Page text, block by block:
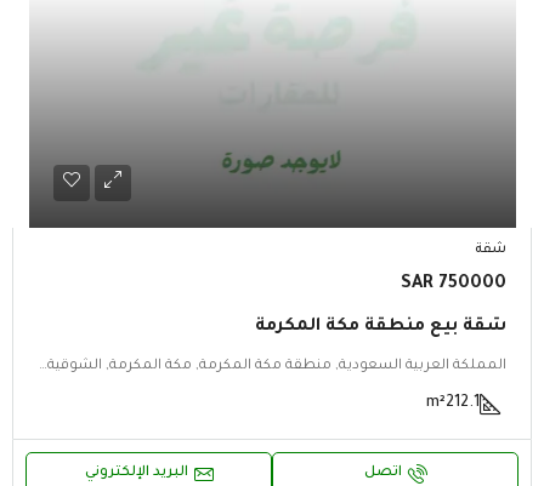
شقة
750000 SAR
شقة بيع منطقة مكة المكرمة
المملكة العربية السعودية, منطقة مكة المكرمة, مكة المكرمة, الشوقية, الشوقية, مكة المكرمة, منطقة مكة المكرمة
212.1
m²
اتصل البريد الإلكتروني